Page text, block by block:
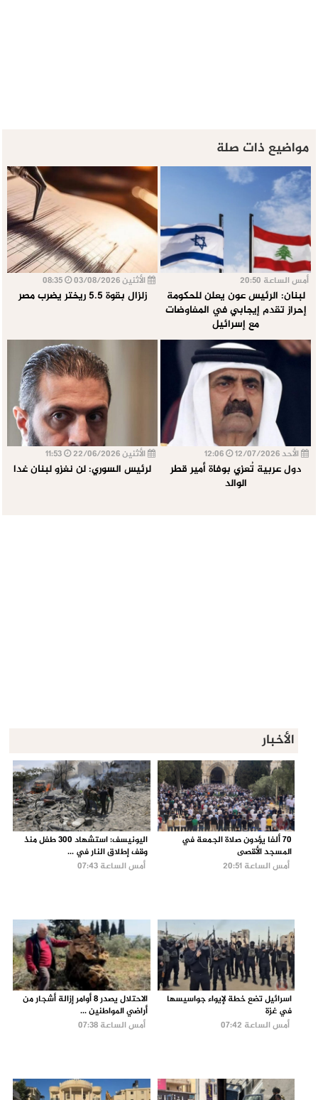
مواضيع ذات صلة
أمس الساعة 20:50
لبنان: الرئيس عون يعلن للحكومة
إحراز تقدم إيجابي في المفاوضات
مع إسرائيل
الأثنين 03/08/2026
زلزال بقوة 5.5 ريختر يضرب مصر
الأحد 12/07/2026
دول عربية تُعزي بوفاة أمير قطر
الوالد
الأثنين 22/06/2026
لرئيس السوري: لن نغزو لبنان غدا
الأخبار
70 ألفا يؤدون صلاة الجمعة في
المسجد الأقصى
أمس الساعة 20:51
اليونيسف: استشهاد 300 طفل منذ
وقف إطلاق النار في ...
أمس الساعة 07:43
اسرائيل تضع خطة لإيواء جواسيسها
في غزة
أمس الساعة 07:42
الاحتلال يصدر 8 أوامر إزالة أشجار من
أراضي المواطنين ...
أمس الساعة 07:38